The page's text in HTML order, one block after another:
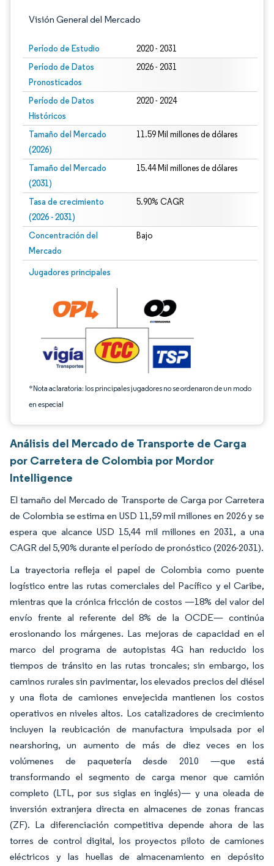
Visión General del Mercado
Período de Estudio 2020 - 2031
Período de Datos
Pronosticados
2026 - 2031
Período de Datos
Históricos
2020 - 2024
Tamaño del Mercado
(2026)
11.59 Mil millones de dólares
Tamaño del Mercado
(2031)
15.44 Mil millones de dólares
Tasa de crecimiento
(2026 - 2031)
5.90% CAGR
Concentración del
Mercado
Bajo
Jugadores principales
*Nota aclaratoria: los principales jugadores no se ordenaron de un modo
en especial
Imagen © Mordor Intelligence. El uso requiere atribución según CC BY 4.0.
Análisis del Mercado de Transporte de Carga
por Carretera de Colombia por Mordor
Intelligence
El tamaño del Mercado de Transporte de Carga por Carretera
de Colombia se estima en USD 11,59 mil millones en 2026 y se
espera que alcance USD 15,44 mil millones en 2031, a una
CAGR del 5,90% durante el período de pronóstico (2026-2031).
La trayectoria refleja el papel de Colombia como puente
logístico entre las rutas comerciales del Pacífico y el Caribe,
mientras que la crónica fricción de costos —18% del valor del
envío frente al referente del 8% de la OCDE— continúa
erosionando los márgenes. Las mejoras de capacidad en el
marco del programa de autopistas 4G han reducido los
tiempos de tránsito en las rutas troncales; sin embargo, los
caminos rurales sin pavimentar, los elevados precios del diésel
y una flota de camiones envejecida mantienen los costos
operativos en niveles altos. Los catalizadores de crecimiento
incluyen la reubicación de manufactura impulsada por el
nearshoring, un aumento de más de diez veces en los
volúmenes de paquetería desde 2010 —que está
transformando el segmento de carga menor que camión
completo (LTL, por sus siglas en inglés)— y una oleada de
inversión extranjera directa en almacenes de zonas francas
(ZF). La diferenciación competitiva depende ahora de las
torres de control digital, los proyectos piloto de camiones
eléctricos y las huellas de almacenamiento en depósito